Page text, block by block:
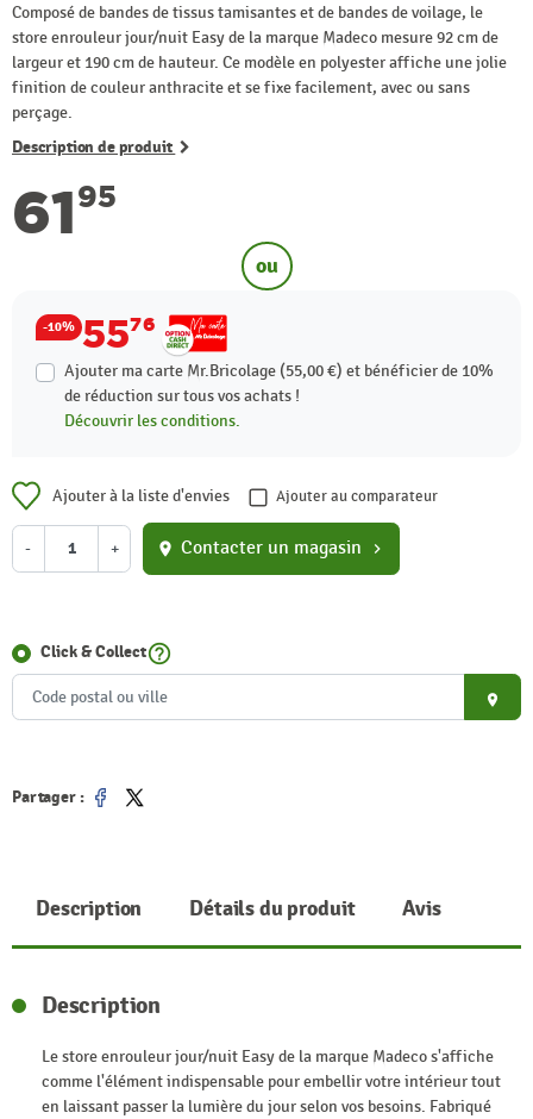
Composé de bandes de tissus tamisantes et de bandes de voilage, le
store enrouleur jour/nuit Easy de la marque Madeco mesure 92 cm de
largeur et 190 cm de hauteur. Ce modèle en polyester affiche une jolie
finition de couleur anthracite et se fixe facilement, avec ou sans
perçage.
Description de produit
6195
ou
-10% 5576
Ajouter ma carte Mr.Bricolage (55,00 €) et bénéficier de 10%
de réduction sur tous vos achats !
Découvrir les conditions.
Ajouter à la liste d'envies Ajouter au comparateur
- + location_on Contacter un magasin chevron_right
Click & Collecthelp_outline
place
Partager :
Partager
Tweet
Description Détails du produit Avis
Description
Le store enrouleur jour/nuit Easy de la marque Madeco s'affiche
comme l'élément indispensable pour embellir votre intérieur tout
en laissant passer la lumière du jour selon vos besoins. Fabriqué